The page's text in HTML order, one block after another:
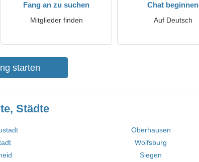
Fang an zu suchen
Mitglieder finden
Chat beginnen
Auf Deutsch
starten
Städte
Oberhausen
Wolfsburg
Siegen